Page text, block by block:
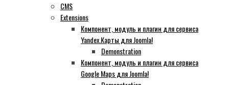
CMS
Extensions
Компонент, модуль и плагин для сервиса
Yandex.Карты для Joomla!
Demonstration
Компонент, модуль и плагин для сервиса
Google Maps для Joomla!